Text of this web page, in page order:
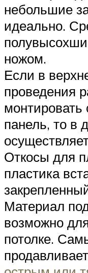
небольшие
идеально.
ножом.
Если в
проведения
панель, то в
Откосы для
пластика
Материал
возможно
потолке.